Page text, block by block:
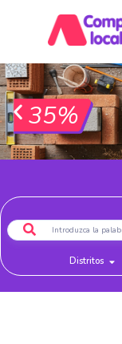
35%
Distritos